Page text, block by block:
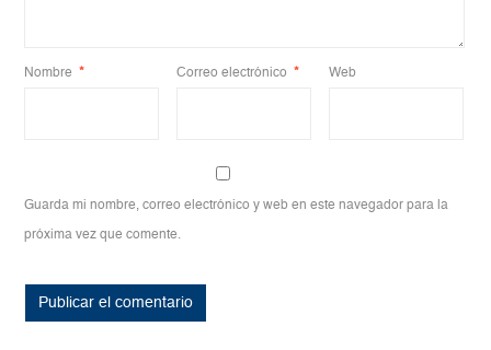
Nombre * Correo electrónico * Web
Guarda mi nombre, correo electrónico y web en este navegador para la
próxima vez que comente.